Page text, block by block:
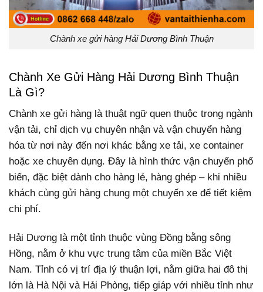
Chành xe gửi hàng Hải Dương Bình Thuận
Chành Xe Gửi Hàng Hải Dương Bình Thuận
Là Gì?
Chành xe gửi hàng là thuật ngữ quen thuộc trong ngành
vận tải, chỉ dịch vụ chuyên nhận và vận chuyển hàng
hóa từ nơi này đến nơi khác bằng xe tải, xe container
hoặc xe chuyên dụng. Đây là hình thức vận chuyển phổ
biến, đặc biệt dành cho hàng lẻ, hàng ghép – khi nhiều
khách cùng gửi hàng chung một chuyến xe để tiết kiệm
chi phí.
Hải Dương là một tỉnh thuộc vùng Đồng bằng sông
Hồng, nằm ở khu vực trung tâm của miền Bắc Việt
Nam. Tỉnh có vị trí địa lý thuận lợi, nằm giữa hai đô thị
lớn là Hà Nội và Hải Phòng, tiếp giáp với nhiều tỉnh như